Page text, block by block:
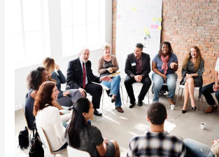
Austausch
auf
Augenhöhe